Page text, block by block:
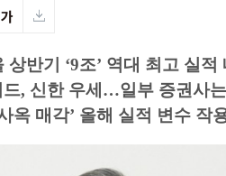
상반기 ‘9조’ 역대 최고 실적
드, 신한 우세…일부 증권사
옥 매각’ 올해 실적 변수 작